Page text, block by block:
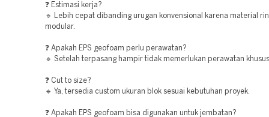
❓ Estimasi kerja?
🔹 Lebih cepat dibanding urugan konvensional karena material
modular.
❓ Apakah EPS geofoam perlu perawatan?
🔹 Setelah terpasang hampir tidak memerlukan perawatan
❓ Cut to size?
🔹 Ya, tersedia custom ukuran blok sesuai kebutuhan proyek.
❓ Apakah EPS geofoam bisa digunakan untuk jembatan?